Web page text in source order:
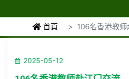
首頁 106名香港教
2025-05-12